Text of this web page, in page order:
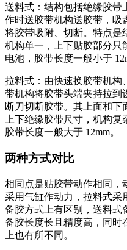
送料式：结构包括绝缘胶带
作时送胶带机构送胶带，吸
将胶带吸附、切断。特点是
机构单一，上下贴胶部分只
电池，胶带长度一般小于
拉料式：由快速换胶带机构
带机构将胶带头端夹持拉到
断刀切断胶带。其上面和下
上下绝缘胶带尺寸，机构
胶带长度一般大于 12mm。
两种方式对比
相同点是贴胶带动作相同，
采用气缸作动力，拉料式采
备胶方式上有区别，送料式
备胶长度长且精度高，同时
上也有所不同。